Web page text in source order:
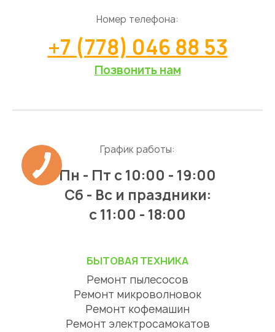
Номер телефона:
+7 (778) 046 88 53
Позвонить нам
График работы:
Пн - Пт с 10:00 - 19:00
Сб - Вс и праздники:
c 11:00 - 18:00
БЫТОВАЯ ТЕХНИКА
Ремонт пылесосов
Ремонт микроволновок
Ремонт кофемашин
Ремонт электросамокатов